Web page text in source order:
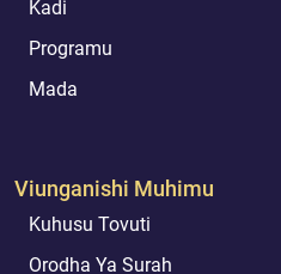
Kadi
Programu
Mada
Viunganishi Muhimu
Kuhusu Tovuti
Orodha Ya Surah